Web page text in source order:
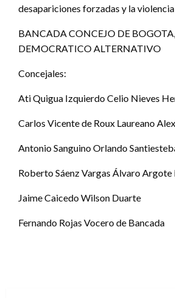
desapariciones forzadas y la
BANCADA CONCEJO DE
DEMOCRATICO ALTERNATIVO
Concejales:
Ati Quigua Izquierdo Celio Nieves
Carlos Vicente de Roux Laureano
Antonio Sanguino Orlando
Roberto Sáenz Vargas Álvaro
Jaime Caicedo Wilson Duarte
Fernando Rojas Vocero de Bancada